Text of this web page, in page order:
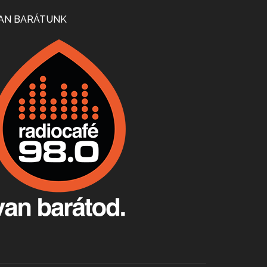
Apr 24, 2026 • 00:38:10
Villány, kékfrankos, Jackfall
Apr 17, 2026 • 00:35:38
Apr 9, 2026 • 00:37:17
BARÁTUNK